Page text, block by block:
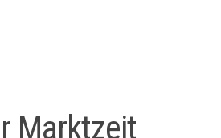
Marktzeit